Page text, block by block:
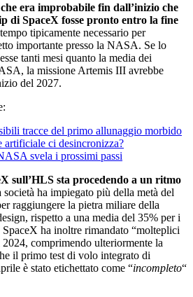
era improbabile fin dall’inizio che
di SpaceX fosse pronto entro la fine
tipicamente necessario per
importante presso la NASA. Se lo
tanti mesi quanto la media dei
la missione Artemis III avrebbe
del 2027​​.
tracce del primo allunaggio morbido
artificiale ci desincronizza?
svela i prossimi passi
sull’HLS sta procedendo a un ritmo
società ha impiegato più della metà del
raggiungere la pietra miliare della
rispetto a una media del 35% per i
ha inoltre rimandato “molteplici
comprimendo ulteriormente la
il primo test di volo integrato di
è stato etichettato come “incompleto“​